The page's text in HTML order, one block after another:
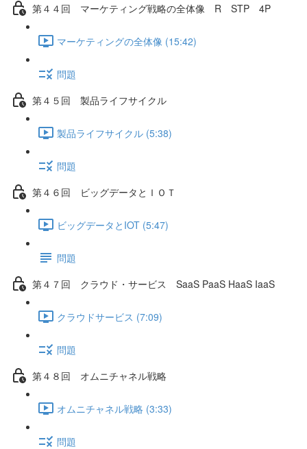
第４４回 マーケティング戦略の全体像 R STP 4P
マーケティングの全体像 (15:42)
問題
第４５回 製品ライフサイクル
製品ライフサイクル (5:38)
問題
第４６回 ビッグデータとＩＯＴ
ビッグデータとIOT (5:47)
問題
第４７回 クラウド・サービス SaaS PaaS HaaS IaaS
クラウドサービス (7:09)
問題
第４８回 オムニチャネル戦略
オムニチャネル戦略 (3:33)
問題